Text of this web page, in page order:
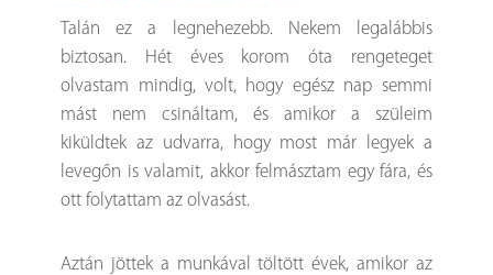
Talán ez a legnehezebb. Nekem legalábbis
biztosan. Hét éves korom óta rengeteget
olvastam mindig, volt, hogy egész nap semmi
mást nem csináltam, és amikor a szüleim
kiküldtek az udvarra, hogy most már legyek a
levegőn is valamit, akkor felmásztam egy fára, és
ott folytattam az olvasást.
Aztán jöttek a munkával töltött évek, amikor az